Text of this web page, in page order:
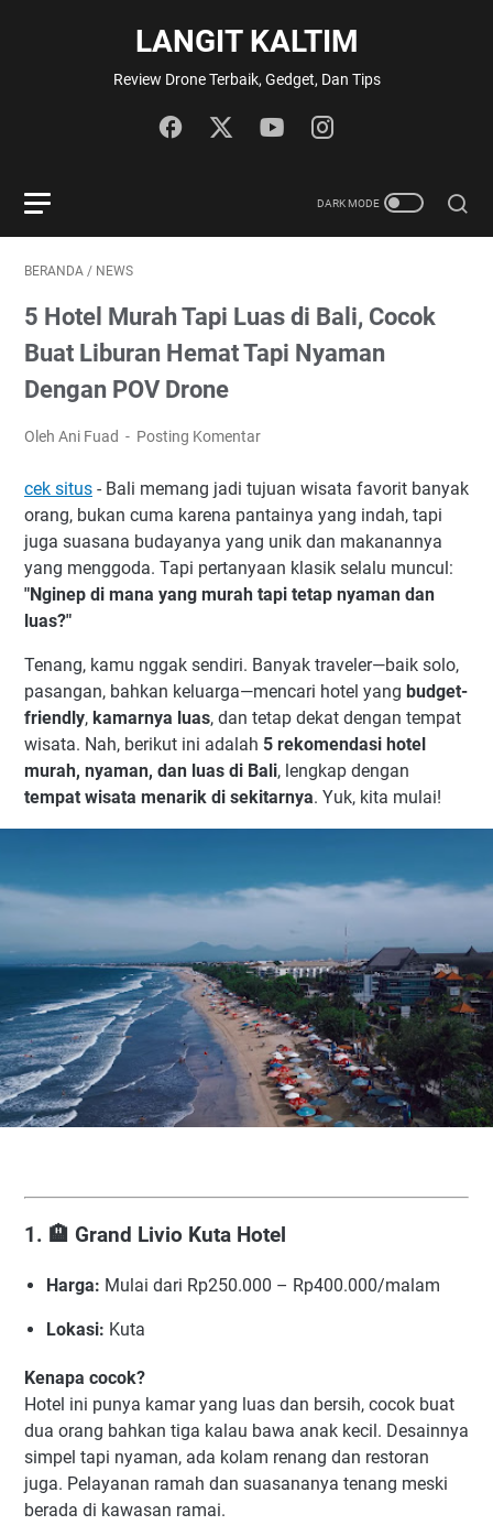
LANGIT KALTIM
Review Drone Terbaik, Gedget, Dan Tips
BERANDA / NEWS
5 Hotel Murah Tapi Luas di Bali, Cocok
Buat Liburan Hemat Tapi Nyaman
Dengan POV Drone
Oleh Ani Fuad Posting Komentar
cek situs - Bali memang jadi tujuan wisata favorit banyak
orang, bukan cuma karena pantainya yang indah, tapi
juga suasana budayanya yang unik dan makanannya
yang menggoda. Tapi pertanyaan klasik selalu muncul:
"Nginep di mana yang murah tapi tetap nyaman dan
luas?"
Tenang, kamu nggak sendiri. Banyak traveler—baik solo,
pasangan, bahkan keluarga—mencari hotel yang budget-
friendly, kamarnya luas, dan tetap dekat dengan tempat
wisata. Nah, berikut ini adalah 5 rekomendasi hotel
murah, nyaman, dan luas di Bali, lengkap dengan
tempat wisata menarik di sekitarnya. Yuk, kita mulai!
1. 🏨 Grand Livio Kuta Hotel
Harga: Mulai dari Rp250.000 – Rp400.000/malam
Lokasi: Kuta
Kenapa cocok?
Hotel ini punya kamar yang luas dan bersih, cocok buat
dua orang bahkan tiga kalau bawa anak kecil. Desainnya
simpel tapi nyaman, ada kolam renang dan restoran
juga. Pelayanan ramah dan suasananya tenang meski
berada di kawasan ramai.